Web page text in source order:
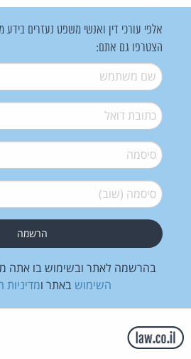
אלפי עורכי דין ואנשי משפט נעזרים בידע
הצטרפו גם אתם:
שם משתמש*
דואל*
סיסמה*
סיסמה (שוב)*
בהרשמה לאתר ובשימוש בו אתה
השימוש באתר ומדיניות